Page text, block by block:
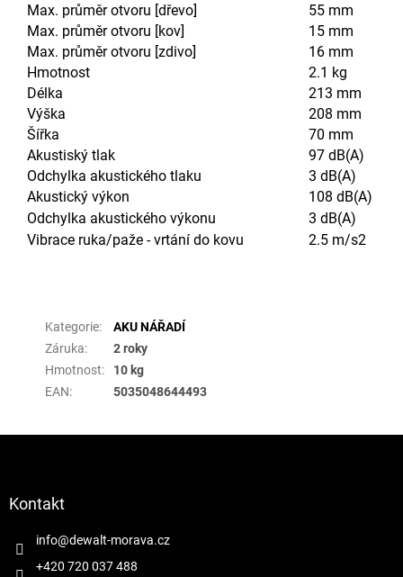
Max. průměr otvoru [dřevo]
55 mm
Max. průměr otvoru [kov]
15 mm
Max. průměr otvoru [zdivo]
16 mm
Hmotnost
2.1 kg
Délka
213 mm
Výška
208 mm
Šířka
70 mm
Akustiský tlak
97 dB(A)
Odchylka akustického tlaku
3 dB(A)
Akustický výkon
108 dB(A)
Odchylka akustického výkonu
3 dB(A)
Vibrace ruka/paže - vrtání do kovu
2.5 m/s2
Kategorie:
AKU NÁŘADÍ
Záruka:
2 roky
Hmotnost:
10 kg
EAN: 5035048644493
Kontakt
info@dewalt-morava.cz
+420 720 037 488